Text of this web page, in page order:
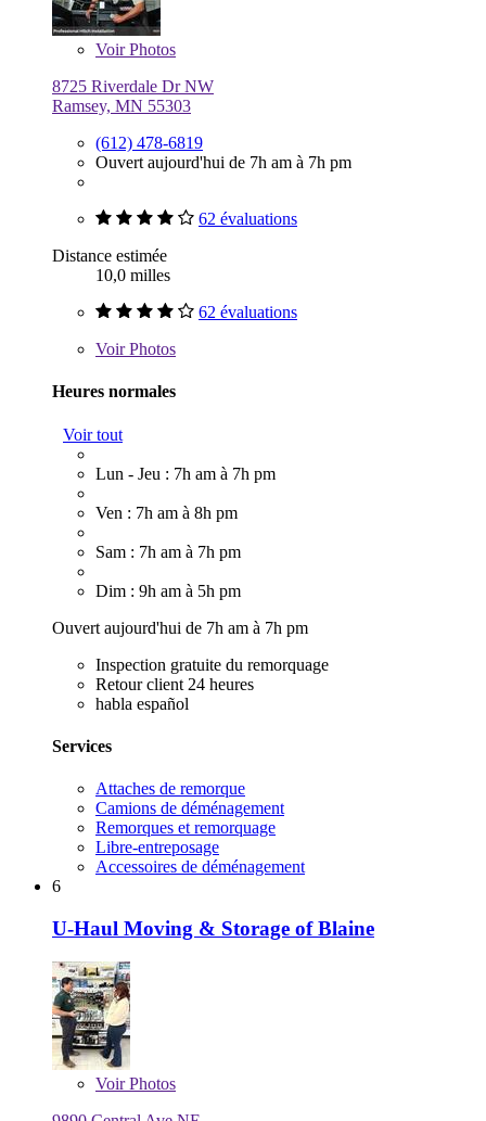
VoirPhotos
8725 Riverdale Dr NW
Ramsey, MN 55303
(612) 478-6819
Ouvert aujourd'hui de 7h am à 7h pm
62 évaluations
Distance estimée
10,0 milles
62 évaluations
VoirPhotos
Heures normales
Voir tout
Lun - Jeu : 7h am à 7h pm
Ven : 7h am à 8h pm
Sam : 7h am à 7h pm
Dim : 9h am à 5h pm
Ouvert aujourd'hui de 7h am à 7h pm
Inspection gratuite du remorquage
Retour client 24 heures
habla español
Services
Attaches de remorque
Camions de déménagement
Remorques et remorquage
Libre-entreposage
Accessoires de déménagement
6
U-Haul Moving & Storage of Blaine
VoirPhotos